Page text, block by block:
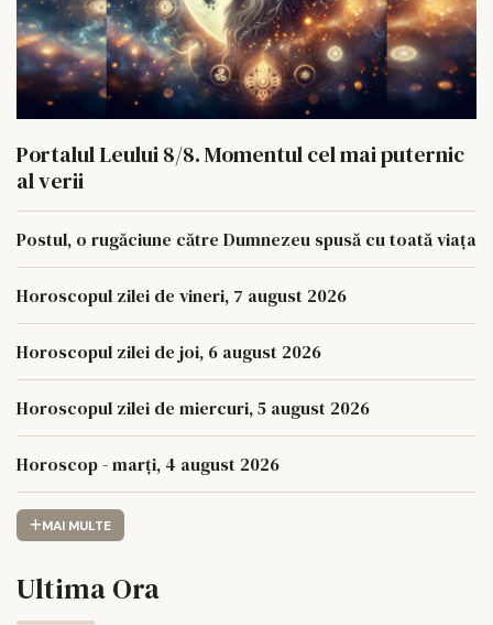
Portalul Leului 8/8. Momentul cel mai puternic
al verii
Postul, o rugăciune către Dumnezeu spusă cu toată viața
Horoscopul zilei de vineri, 7 august 2026
Horoscopul zilei de joi, 6 august 2026
Horoscopul zilei de miercuri, 5 august 2026
Horoscop - marți, 4 august 2026
MAI MULTE
Ultima Ora